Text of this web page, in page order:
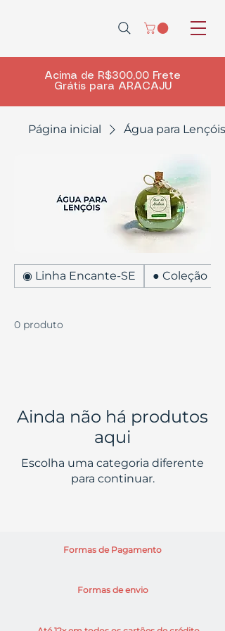
Acima de R$300,00 Frete
Grátis para ARACAJU
Página inicial Água para Lençóis
◉ Linha Encante-SE ● Coleção
0 produto
Ainda não há produtos
aqui
Escolha uma categoria diferente
para continuar.
Formas de Pagamento
Formas de envio